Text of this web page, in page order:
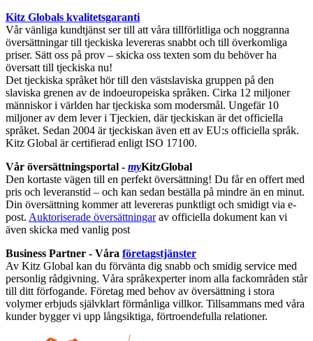
Kitz Globals kvalitetsgaranti
Vår vänliga kundtjänst ser till att våra tillförlitliga och noggranna
översättningar till tjeckiska levereras snabbt och till överkomliga
priser. Sätt oss på prov – skicka oss texten som du behöver ha
översatt till tjeckiska nu!
Det tjeckiska språket hör till den västslaviska gruppen på den
slaviska grenen av de indoeuropeiska språken. Cirka 12 miljoner
människor i världen har tjeckiska som modersmål. Ungefär 10
miljoner av dem lever i Tjeckien, där tjeckiskan är det officiella
språket. Sedan 2004 är tjeckiskan även ett av EU:s officiella språk.
Kitz Global är certifierad enligt ISO 17100.
Vår översättningsportal - myKitzGlobal
Den kortaste vägen till en perfekt översättning! Du får en offert med
pris och leveranstid – och kan sedan beställa på mindre än en minut.
Din översättning kommer att levereras punktligt och smidigt via e-
post. Auktoriserade översättningarav officiella dokument kan vi
även skicka med vanlig post
Business Partner - Våra företagstjänster
Av Kitz Global kan du förvänta dig snabb och smidig service med
personlig rådgivning. Våra språkexperter inom alla fackområden står
till ditt förfogande. Företag med behov av översättning i stora
volymer erbjuds självklart förmånliga villkor. Tillsammans med våra
kunder bygger vi upp långsiktiga, förtroendefulla relationer.